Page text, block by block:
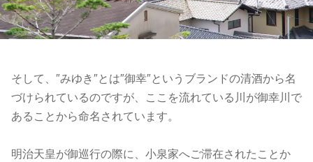
そして、″みゆき″とは″御幸″というブランドの清酒から名
づけられているのですが、ここを流れている川が御幸川で
あることから命名されています。
明治天皇が御巡行の際に、小泉家へご滞在されたことか